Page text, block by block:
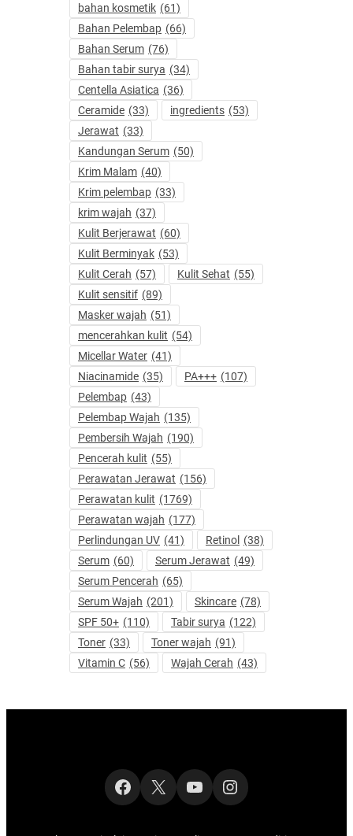
bahan kosmetik (61)
Bahan Pelembap (66)
Bahan Serum (76)
Bahan tabir surya (34)
Centella Asiatica (36)
Ceramide (33) ingredients (53)
Jerawat (33)
Kandungan Serum (50)
Krim Malam (40)
Krim pelembap (33)
krim wajah (37)
Kulit Berjerawat (60)
Kulit Berminyak (53)
Kulit Cerah (57) Kulit Sehat (55)
Kulit sensitif (89)
Masker wajah (51)
mencerahkan kulit (54)
Micellar Water (41)
Niacinamide (35) PA+++ (107)
Pelembap (43)
Pelembap Wajah (135)
Pembersih Wajah (190)
Pencerah kulit (55)
Perawatan Jerawat (156)
Perawatan kulit (1769)
Perawatan wajah (177)
Perlindungan UV (41) Retinol (38)
Serum (60) Serum Jerawat (49)
Serum Pencerah (65)
Serum Wajah (201) Skincare (78)
SPF 50+ (110) Tabir surya (122)
Toner (33) Toner wajah (91)
Vitamin C (56) Wajah Cerah (43)
Facebook
X YouTubeInstagram